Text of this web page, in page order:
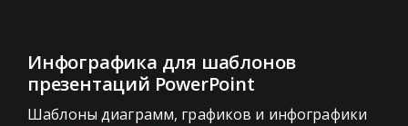
Инфографика для шаблонов
презентаций PowerPoint
Шаблоны диаграмм, графиков и инфографики